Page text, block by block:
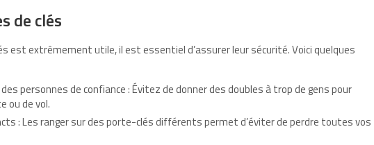
de clés
est extrêmement utile, il est essentiel d’assurer leur sécurité. Voici quelques
personnes de confiance : Évitez de donner des doubles à trop de gens pour
ou de vol.
: Les ranger sur des porte-clés différents permet d’éviter de perdre toutes vos